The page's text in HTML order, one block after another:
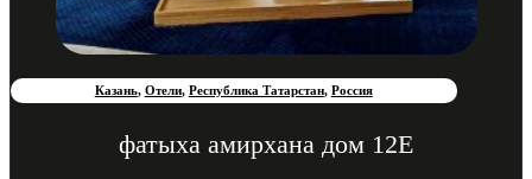
Казань, Отели, Республика Татарстан, Россия
фатыха амирхана дом 12Е